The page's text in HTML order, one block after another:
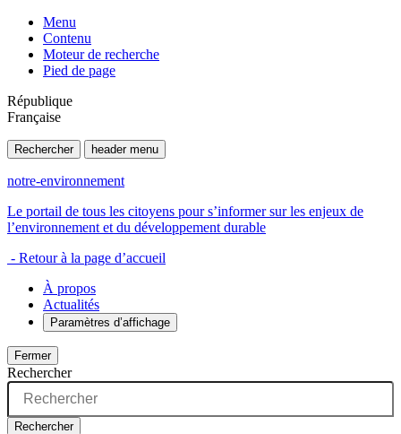
Menu
Contenu
Moteur de recherche
Pied de page
République
Française
Rechercher header menu
notre-environnement
Le portail de tous les citoyens pour s’informer sur les enjeux de
l’environnement et du développement durable
- Retour à la page d’accueil
À propos
Actualités
Paramètres d’affichage
Fermer
Rechercher
Rechercher